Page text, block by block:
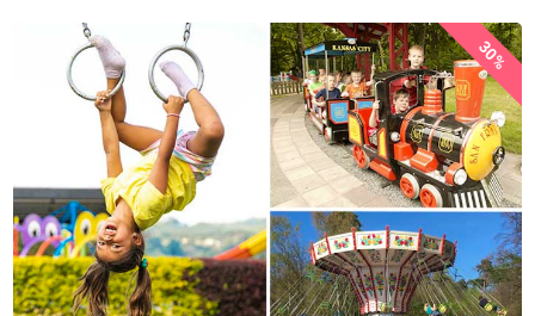
30%